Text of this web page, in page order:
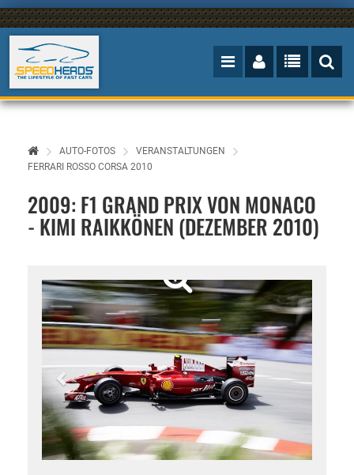
AUTO-FOTOS
VERANSTALTUNGEN
FERRARI ROSSO CORSA 2010
2009: F1 GRAND PRIX VON MONACO
- KIMI RAIKKÖNEN (DEZEMBER 2010)